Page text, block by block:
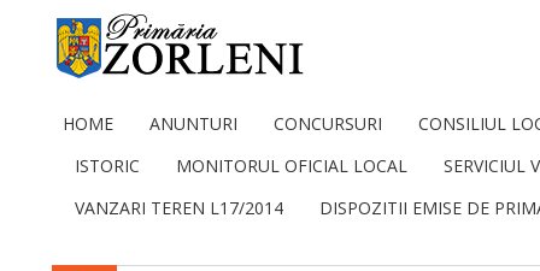
HOME ANUNTURI CONCURSURI
CONSILIUL
ISTORIC
MONITORUL OFICIAL LOCAL
SERVICIUL
VANZARI TEREN L17/2014
DISPOZITII EMISE DE